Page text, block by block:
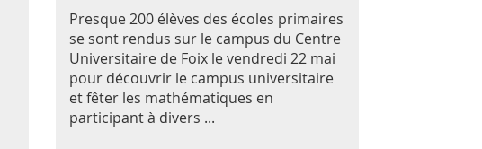
Presque 200 élèves des écoles primaires
se sont rendus sur le campus du Centre
Universitaire de Foix le vendredi 22 mai
pour découvrir le campus universitaire
et fêter les mathématiques en
participant à divers ...